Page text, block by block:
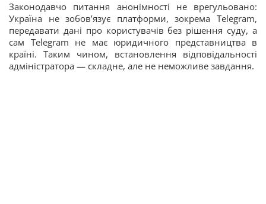
Законодавчо питання анонімності не врегульовано:
Україна не зобов’язує платформи, зокрема Telegram,
передавати дані про користувачів без рішення суду, а
сам Telegram не має юридичного представництва в
країні. Таким чином, встановлення відповідальності
адміністратора — складне, але не неможливе завдання.